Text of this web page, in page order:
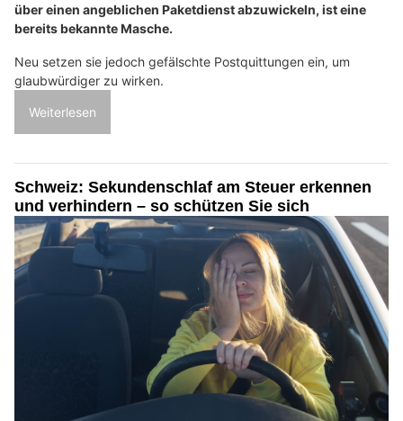
über einen angeblichen Paketdienst abzuwickeln, ist eine
bereits bekannte Masche.
Neu setzen sie jedoch gefälschte Postquittungen ein, um
glaubwürdiger zu wirken.
Weiterlesen
Schweiz: Sekundenschlaf am Steuer erkennen
und verhindern – so schützen Sie sich